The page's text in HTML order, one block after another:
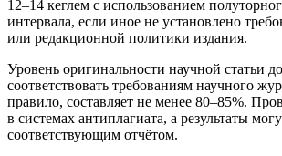
12–14 кеглем с использованием
интервала, если иное не установлено
или редакционной политики издания.
Уровень оригинальности научной статьи
соответствовать требованиям научного
правило, составляет не менее 80–85%.
в системах антиплагиата, а результаты
соответствующим отчётом.